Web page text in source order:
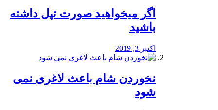
اگر میخواهید صورت تپل داشته
باشید
اکتبر 3, 2019
نخوردن شام باعث لاغری نمی
‌شود